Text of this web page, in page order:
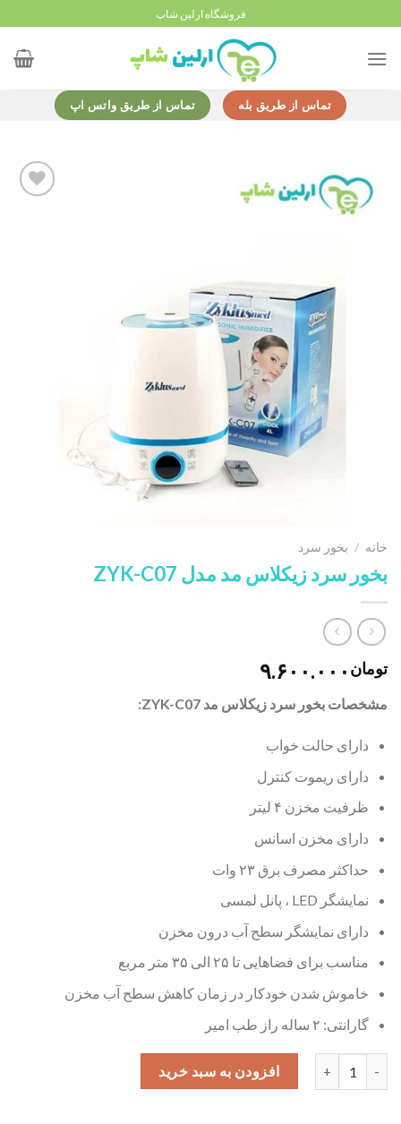
to
content
فروشگاه ارلین شاپ
تماس از طریق بله تماس از طریق واتس اپ
خانه / بخور سرد
بخور سرد زیکلاس مد مدل ZYK-C07
تومان ۹.۶۰۰.۰۰۰
مشخصات بخور سرد زیکلاس مد ZYK-C07:
دارای حالت خواب
دارای ریموت کنترل
ظرفیت مخزن ۴ لیتر
دارای مخزن اسانس
حداکثر مصرف برق ۲۳ وات
نمایشگر LED ، پانل لمسی
دارای نمایشگر سطح آب درون مخزن
مناسب برای فضاهایی تا ۲۵ الی ۳۵ متر مربع
خاموش شدن خودکار در زمان کاهش سطح آب مخزن
گارانتی: ۲ ساله راز طب امیر
بخور سرد زیکلاس مد مدل ZYK-C07 عددافزودن به سبد خرید